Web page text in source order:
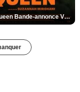
Cotton Queen Bande-annonce VO STFR